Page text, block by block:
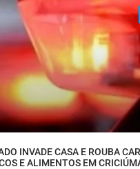
INVADE CASA E ROUBA
E ALIMENTOS EM